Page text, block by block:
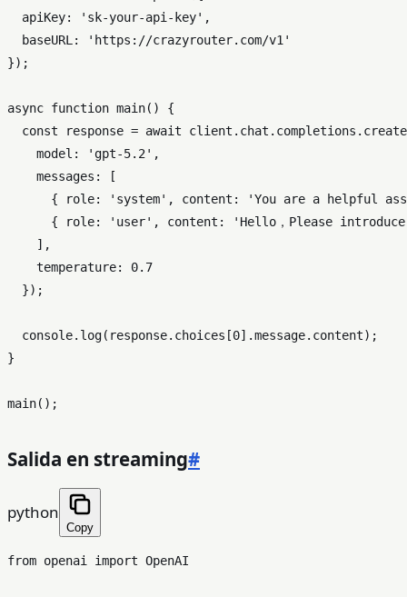
apiKey: 'sk-your-api-key' ,
baseURL :
'https://crazyrouter.com/v1'
});
async function main( ) {
const response = await client. chat . completions . create
model : 'gpt-5.2' ,
messages : [
      {
role: 'system' , content :
'You are a helpful
      {
role: 'user' , content :
'Hello，Please
    ],
temperature: 0.7
  });
console. log(response. choices [0].message. content);
}
main
Salida en streaming#
python
Copy
from openai import OpenAI